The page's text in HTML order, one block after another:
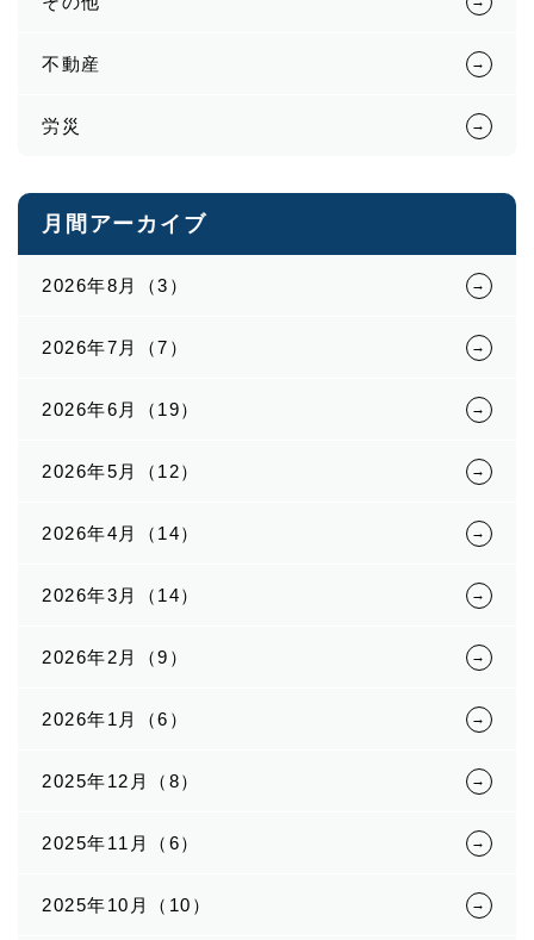
不動産
労災
月間アーカイブ
2026年8月（3）
2026年7月（7）
2026年6月（19）
2026年5月（12）
2026年4月（14）
2026年3月（14）
2026年2月（9）
2026年1月（6）
2025年12月（8）
2025年11月（6）
2025年10月（10）